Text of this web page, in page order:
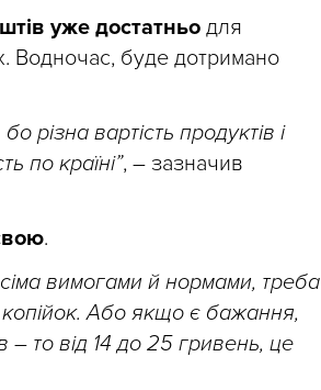
уже достатньо для
Водночас, буде дотримано
різна вартість продуктів і
по країні”, – зазначив
.
вимогами й нормами, треба
Або якщо є бажання,
– то від 14 до 25 гривень, це